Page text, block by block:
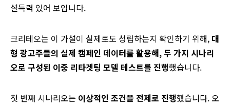
설득력 있어 보입니다.
크리테오는 이 가설이 실제로도 성립하는지 확인하기 위해, 대
형 광고주들의 실제 캠페인 데이터를 활용해, 두 가지 시나리
오로 구성된 이중 리타겟팅 모델 테스트를 진행했습니다.
첫 번째 시나리오는 이상적인 조건을 전제로 진행했습니다. 오